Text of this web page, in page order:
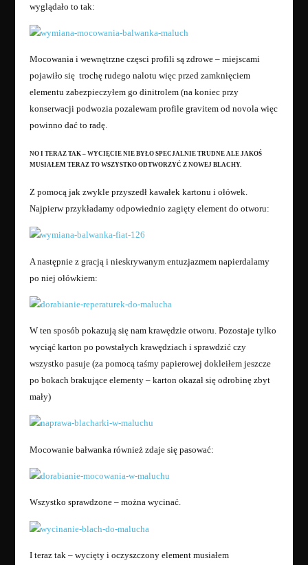
wyglądało to tak:
Mocowania i wewnętrzne częsci profili są zdrowe – miejscami
pojawiło się trochę rudego nalotu więc przed zamknięciem
elementu zabezpieczyłem go dinitrolem (na koniec przy
konserwacji podwozia pozalewam profile gravitem od novola więc
powinno dać to radę.
NO I TERAZ TAK – WYCIĘCIE NIE BYŁO SPECJALNIE TRUDNE ALE JAKOŚ
MUSIAŁEM TERAZ TO WSZYSTKO ODTWORZYĆ Z NOWEJ BLACHY.
Z pomocą jak zwykle przyszedł kawałek kartonu i ołówek.
Najpierw przykładamy odpowiednio zagięty element do otworu:
A następnie z gracją i nieskrywanym entuzjazmem napierdalamy
po niej ołówkiem:
W ten sposób pokazują się nam krawędzie otworu. Pozostaje tylko
wyciąć karton po powstałych krawędziach i sprawdzić czy
wszystko pasuje (za pomocą taśmy papierowej dokleiłem jeszcze
po bokach brakujące elementy – karton okazał się odrobinę zbyt
mały)
Mocowanie bałwanka również zdaje się pasować:
Wszystko sprawdzone – można wycinać.
I teraz tak – wycięty i oczyszczony element musiałem